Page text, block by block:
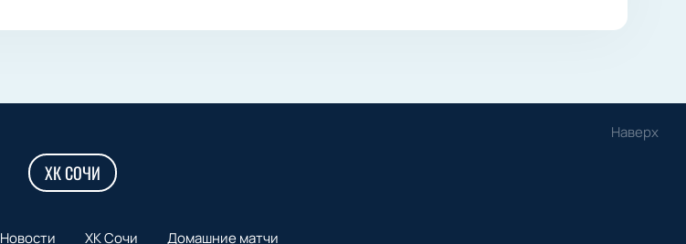
Наверх
ХК СОЧИ
Новости ХК Сочи Домашние матчи